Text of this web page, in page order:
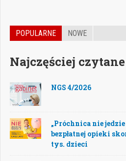
POPULARNE NOWE
Najczęściej czytane
NGS 4/2026
„Próchnica nie jedzie
bezpłatnej opieki
tys. dzieci